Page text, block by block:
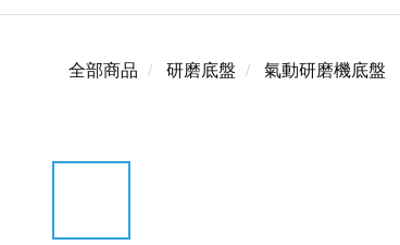
全部商品 研磨底盤 氣動研磨機底盤